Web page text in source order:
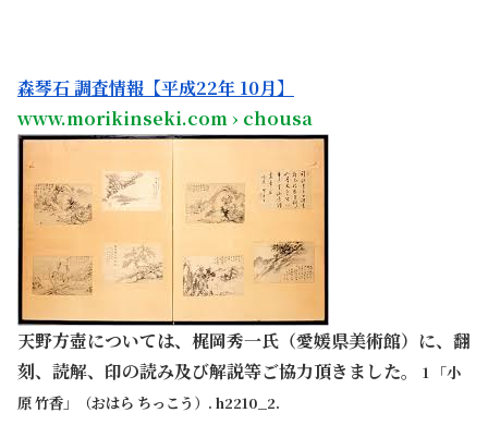
森琴石 調査情報【平成22年 10月】
www.morikinseki.com › chousa
天野方壺については、梶岡秀一氏（愛媛県美術館）に、翻
刻、読解、印の読み及び解説等ご協力頂きました。
1 「小
原 竹香」（おはら ちっこう）. h2210_2.